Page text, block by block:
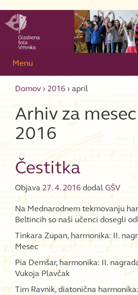
Menu
Domov › 2016 › april
Arhiv za mesec
2016
Čestitka
Objava 27. 4. 2016 dodal GŠV
Na Mednarodnem tekmovanju
Beltincih so naši učenci dosegli
Tinkara Zupan, harmonika: II.
Mesec
Pia Demšar, harmonika: II.
Vukoja Plavčak
Tim Ravnik, diatonična